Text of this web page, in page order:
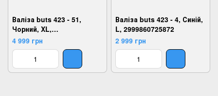
Валіза buts 423 - 51,
Чорний, XL,
2924180853752
4 999 грн
Валіза buts 423 - 4, Синій,
L, 2999860725872
2 999 грн